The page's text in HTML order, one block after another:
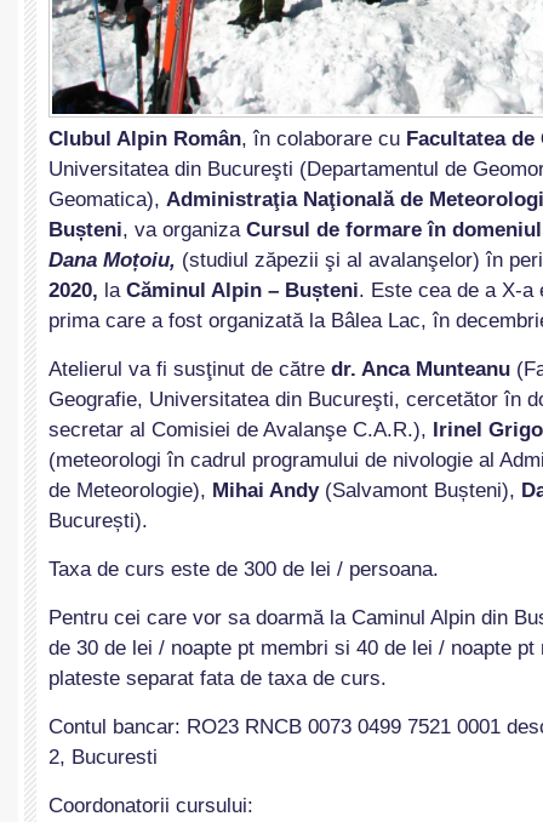
Clubul Alpin Român, în colaborare cu Facultatea de
Universitatea din Bucureşti (Departamentul de
Geomatica), Administraţia Naţională de
Bușteni, va organiza Cursul de formare în
Dana Moțoiu, (studiul zăpezii şi al avalanşelor) în
2020, la Căminul Alpin – Bușteni. Este cea de a X-a
prima care a fost organizată la Bâlea Lac, în
Atelierul va fi susţinut de către dr. Anca Munteanu
Geografie, Universitatea din Bucureşti, cercetător în
secretar al Comisiei de Avalanşe C.A.R.), Irinel
(meteorologi în cadrul programului de nivologie al
de Meteorologie), Mihai Andy(Salvamont Bușteni),
București).
Taxa de curs este de 300 de lei / persoana.
Pentru cei care vor sa doarmă la Caminul Alpin din
de 30 de lei / noapte pt membri si 40 de lei / noapte pt
plateste separat fata de taxa de curs.
Contul bancar: RO23 RNCB 0073 0499 7521 0001
2, Bucuresti
Coordonatorii cursului: